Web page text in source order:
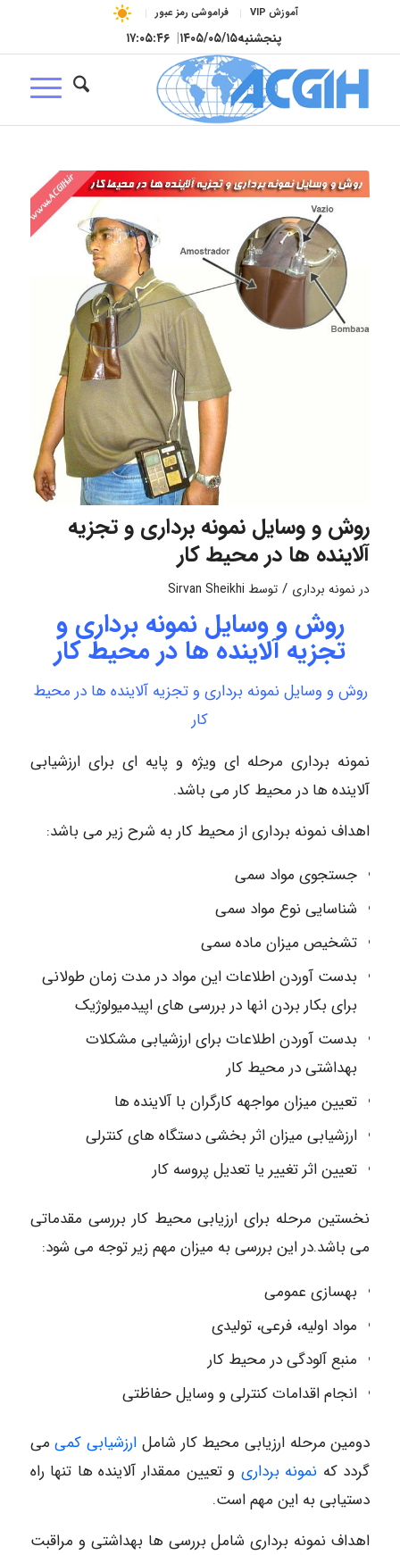
آموزش VIP فراموشی رمز عبور
پنجشنبه۱۴۰۵/۰۵/۱۵| ۱۷:۰۵:۴۷
روش و وسایل نمونه برداری و تجزیه
آلاینده ها در محیط کار
در نمونه برداری / توسط Sirvan Sheikhi
روش و وسایل نمونه برداری و
تجزیه آلاینده ها در محیط کار
روش و وسایل نمونه برداری و تجزیه آلاینده ها در محیط
کار
نمونه برداری مرحله ای ویژه و پایه ای برای ارزشیابی
آلاینده ها در محیط کار می باشد.
اهداف نمونه برداری از محیط کار به شرح زیر می باشد:
جستجوی مواد سمی
شناسایی نوع مواد سمی
تشخیص میزان ماده سمی
بدست آوردن اطلاعات این مواد در مدت زمان طولانی
برای بکار بردن انها در بررسی های اپیدمیولوژیک
بدست آوردن اطلاعات برای ارزشیابی مشکلات
بهداشتی در محیط کار
تعیین میزان مواجهه کارگران با آلاینده ها
ارزشیابی میزان اثر بخشی دستگاه های کنترلی
تعیین اثر تغییر یا تعدیل پروسه کار
نخستین مرحله برای ارزیابی محیط کار بررسی مقدماتی
می باشد.در این بررسی به میزان مهم زیر توجه می شود:
بهسازی عمومی
مواد اولیه، فرعی، تولیدی
منبع آلودگی در محیط کار
انجام اقدامات کنترلی و وسایل حفاظتی
دومین مرحله ارزیابی محیط کار شامل ارزشیابی کمیمی
گردد که نمونه برداری و تعیین ممقدار آلاینده ها تنها راه
دستیابی به این مهم است.
اهداف نمونه برداری شامل بررسی ها بهداشتی و مراقبت